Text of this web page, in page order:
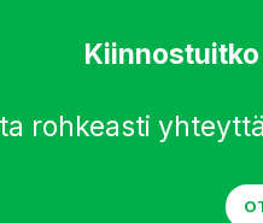
Kiinnostuitko
rohkeasti